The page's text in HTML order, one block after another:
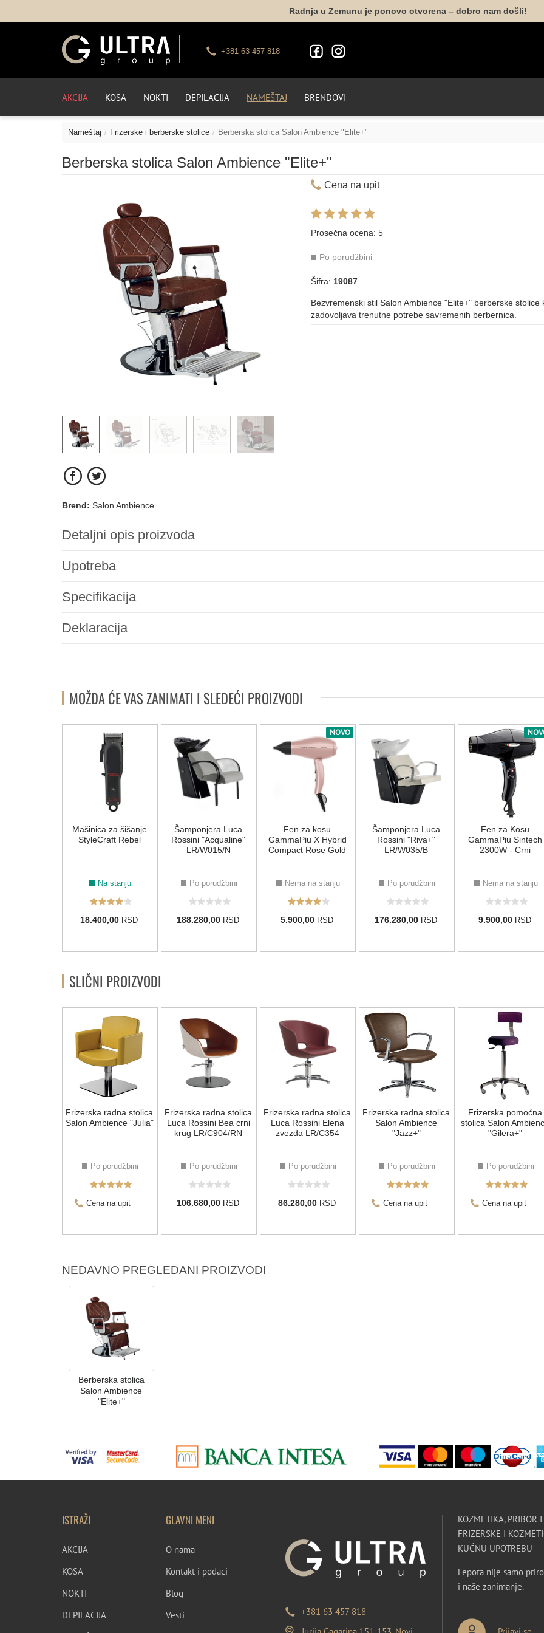
Radnja u Zemunu je ponovo otvorena – dobro nam došli!
+381 63 457 818
AKCIJA KOSA NOKTI DEPILACIJA NAMEŠTAJ BRENDOVI
Nameštaj Frizerske i berberske stolice Berberska stolica Salon Ambience "Elite+"
Berberska stolica Salon Ambience "Elite+"
Cena na upit
Prosečna ocena:5
Po porudžbini
Šifra: 19087
Bezvremenski stil Salon Ambience "Elite+" berberske
zadovoljava trenutne potrebe savremenih berbernica.
Brend: Salon Ambience
Detaljni opis proizvoda
Upotreba
Specifikacija
Deklaracija
MOŽDA ĆE VAS ZANIMATI I SLEDEĆI PROIZVODI
Mašinica za šišanje
StyleCraft Rebel
Na stanju
18.400,00 RSD
Šamponjera Luca
Rossini "Acqualine"
LR/W015/N
Po porudžbini
188.280,00 RSD
NOVO
Fen za kosu
GammaPiu X Hybrid
Compact Rose Gold
Nema na stanju
5.900,00 RSD
Šamponjera Luca
Rossini "Riva+"
LR/W035/B
Po porudžbini
176.280,00 RSD
Fen za Kosu
GammaPiu Sintech
2300W - Crni
Nema na stanju
9.900,00 RSD
SLIČNI PROIZVODI
Frizerska radna stolica
Salon Ambience "Julia"
Po porudžbini
Cena na upit
Frizerska radna stolica
Luca Rossini Bea crni
krug LR/C904/RN
Po porudžbini
106.680,00 RSD
Frizerska radna stolica
Luca Rossini Elena
zvezda LR/C354
Po porudžbini
86.280,00 RSD
Frizerska radna stolica
Salon Ambience
"Jazz+"
Po porudžbini
Cena na upit
Frizerska pomoćna
stolica Salon
"Gilera+"
Po porudžbini
Cena na upit
NEDAVNO PREGLEDANI PROIZVODI
Berberska stolica
Salon Ambience
"Elite+"
ISTRAŽI
AKCIJA
KOSA
NOKTI
DEPILACIJA
GLAVNI MENI
O nama
Kontakt i podaci
Blog
Vesti
+381 63 457 818
KOZMETIKA, PRIBOR
FRIZERSKE I
KUĆNU UPOTREBU
Lepota nije samo
i naše zanimanje.